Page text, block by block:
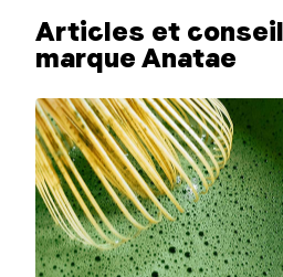
Articles et
marque Anatae